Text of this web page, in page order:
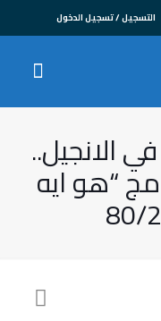
التسجيل / تسجيل الدخول
الانجيل..
“هو ايه